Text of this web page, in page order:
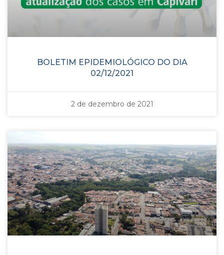
BOLETIM EPIDEMIOLÓGICO DO DIA
02/12/2021
2 de dezembro de 2021